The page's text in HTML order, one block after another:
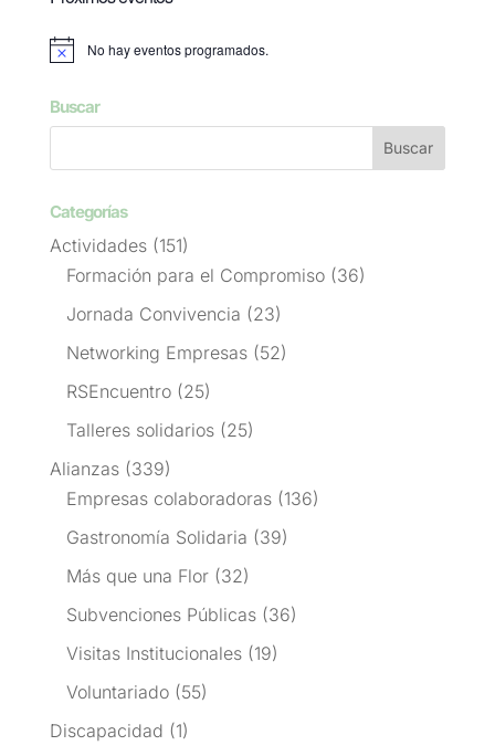
Aviso No hay eventos programados.
Buscar
Categorías
Actividades(151)
Formación para el Compromiso(36)
Jornada Convivencia (23)
Networking Empresas(52)
RSEncuentro(25)
Talleres solidarios(25)
Alianzas(339)
Empresas colaboradoras(136)
Gastronomía Solidaria (39)
Más que una Flor(32)
Subvenciones Públicas(36)
Visitas Institucionales(19)
Voluntariado(55)
Discapacidad (1)